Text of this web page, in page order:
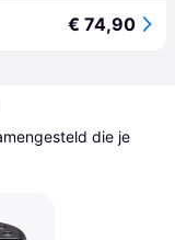
€ 74,90
die je